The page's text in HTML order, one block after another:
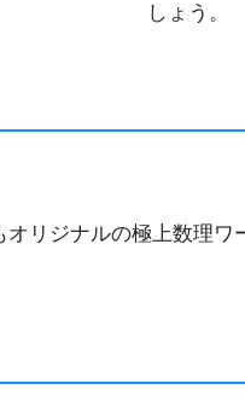
しょう。
リジナルの極上数理ワ